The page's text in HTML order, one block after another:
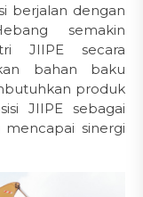
berjalan dengan
semakin
JIIPE secara
bahan baku
produk
JIIPE sebagai
sinergi